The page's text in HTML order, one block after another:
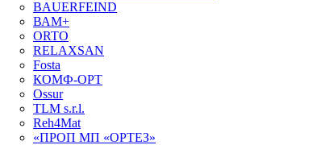
BAUERFEIND
ВАМ+
ORTO
RELAXSAN
Fosta
КОМФ-ОРТ
Ossur
TLM s.r.l.
Reh4Mat
«ПРОП МП «ОРТЕЗ»